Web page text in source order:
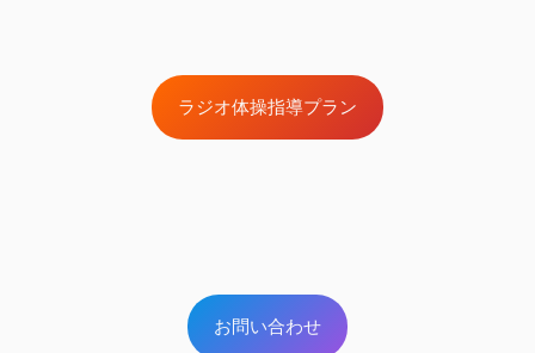
ラジオ体操指導プラン
お問い合わせ